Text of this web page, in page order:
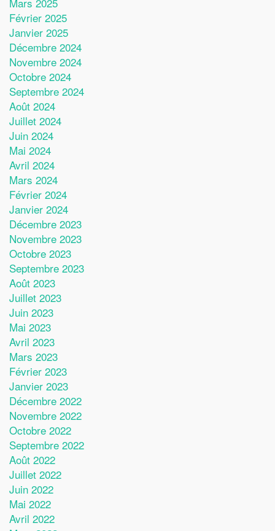
Février 2025
Janvier 2025
Décembre 2024
Novembre 2024
Octobre 2024
Septembre 2024
Août 2024
Juillet 2024
Juin 2024
Mai 2024
Avril 2024
Mars 2024
Février 2024
Janvier 2024
Décembre 2023
Novembre 2023
Octobre 2023
Septembre 2023
Août 2023
Juillet 2023
Juin 2023
Mai 2023
Avril 2023
Mars 2023
Février 2023
Janvier 2023
Décembre 2022
Novembre 2022
Octobre 2022
Septembre 2022
Août 2022
Juillet 2022
Juin 2022
Mai 2022
Avril 2022